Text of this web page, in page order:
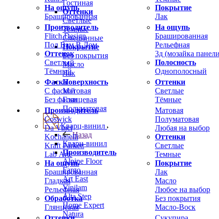
На ощупь
Брашированная
Покрытие
Лак
Производитель
Flitch Design
Пол Вам В Дом
Оттенок
Светлый
Тёмный
На ощупь
Брашированная
Рельефная
3д (мозайка
Полосность
Однополосный
Фаска
С фаской
Без фаски
Оттенки
Светлые
Тёмные
Производитель
Coswick
Da Vinci
Kochanelli
Kraft Parkett
Lab Arte
На ощупь
Брашированная
Гладкая
Рельефная
Обработка
Глянцевая
Матовая
Полуматовая
Любая на выбор
Оттенки
Светлые
Темные
Покрытие
Лак
Масло
Любое на выбор
Без покрытия
Масло-Воск
Гостиная
Оттенки
Светлые
Темные
Смешанные
Покрытие
Без покрытия
Масло
Лак
Поверхность
Матовая
Глянцевая
Полуматовая
Кварц-винил
Назад
Кварц-винил
Производитель
Alpine Floor
Fargo
Art East
Vinilam
Alta Step
Home Expert
Natura